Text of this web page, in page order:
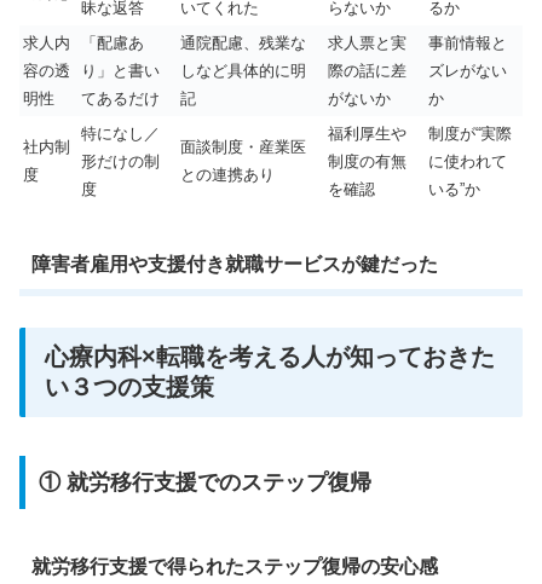
昧な返答
いてくれた らないか
るか
求人内
容の透
明性
「配慮あ
り」と書い
てあるだけ
通院配慮、残業な
しなど具体的に明
記
求人票と実
際の話に差
がないか
事前情報と
ズレがない
か
社内制
度
特になし／
形だけの制
度
面談制度・産業医
との連携あり
福利厚生や
制度の有無
を確認
制度が“実際
に使われて
いる”か
障害者雇用や支援付き就職サービスが鍵だった
心療内科×転職を考える人が知っておきた
い３つの支援策
① 就労移行支援でのステップ復帰
就労移行支援で得られたステップ復帰の安心感